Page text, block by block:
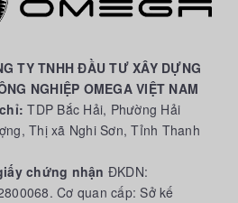
TY TNHH ĐẦU TƯ XÂY DỰNG
NGHIỆP OMEGA VIỆT NAM
TDP Bắc Hải, Phường Hải
Thị xã Nghi Sơn, Tỉnh Thanh
chứng nhận ĐKDN:
Cơ quan cấp: Sở kế